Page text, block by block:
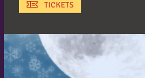
TICKETS